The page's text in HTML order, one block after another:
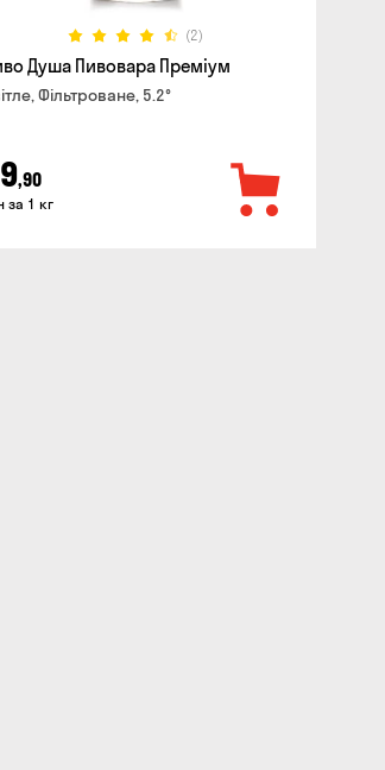
(2)
Душа Пивовара Преміум
Фільтроване, 5.2°
,90
за 1 кг